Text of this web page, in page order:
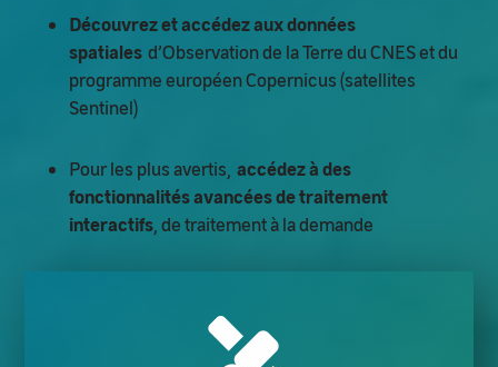
Découvrez et accédez aux données
spatiales d’Observation de la Terre du CNES et du
programme européen Copernicus (satellites
Sentinel)
Pour les plus avertis,accédez à des
fonctionnalités avancées de traitement
interactifs , de traitement à la demande